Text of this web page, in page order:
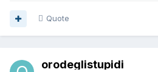
Quote
orodeglistupidi